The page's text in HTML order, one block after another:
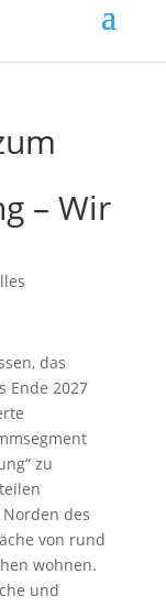
– Wir
das
Ende 2027
zu
des
von rund
wohnen.
und